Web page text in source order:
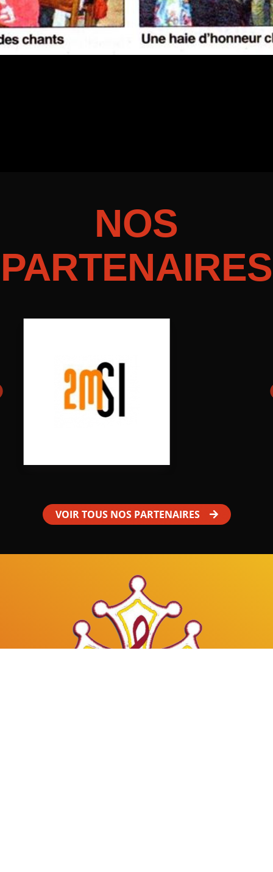
NOS
PARTENAIRES
VOIR TOUS NOS PARTENAIRES